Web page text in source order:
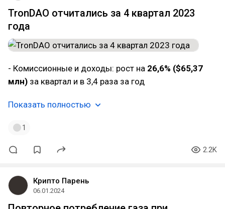
TronDAO отчитались за 4 квартал 2023
года
- Комиссионные и доходы: рост на 26,6% ($65,37
млн) за квартал и в 3,4 раза за год
Показать полностью
1
2.2K
Крипто Парень
06.01.2024